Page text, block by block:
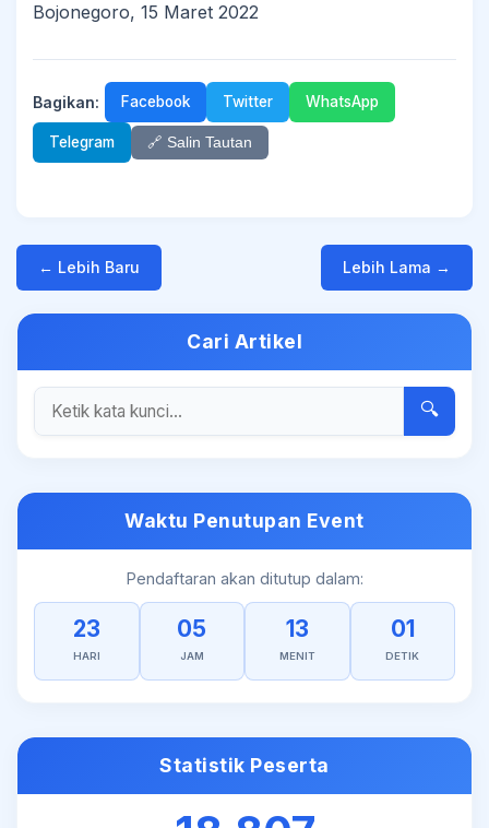
Bojonegoro, 15 Maret 2022
Bagikan: Facebook Twitter WhatsApp
Telegram 🔗 Salin Tautan
← Lebih Baru Lebih Lama →
Cari Artikel
🔍
Waktu Penutupan Event
Pendaftaran akan ditutup dalam:
23
HARI
05
JAM
13
MENIT
01
DETIK
Statistik Peserta